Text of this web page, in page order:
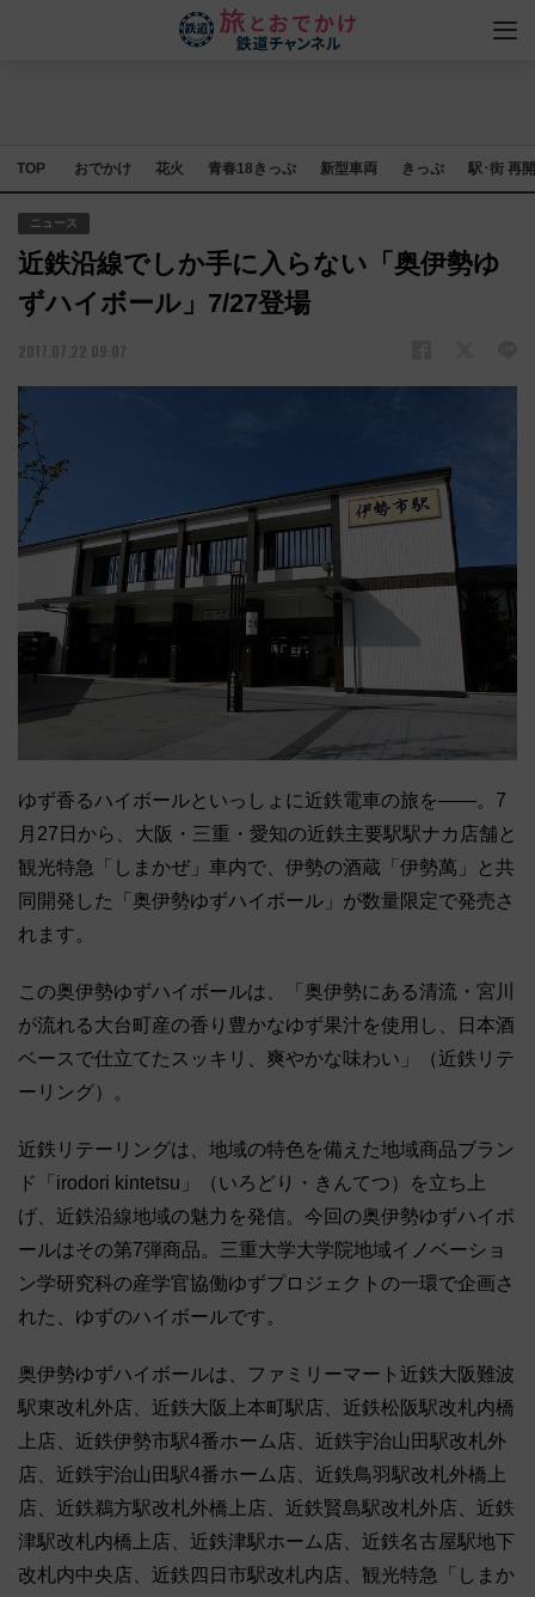
TOP おでかけ 花火 青春18きっぷ 新型車両 きっぷ 駅･街 再
ニュース
近鉄沿線でしか手に入らない「奥伊勢ゆ
ずハイボール」7/27登場
2017.07.22 09:07
ゆず香るハイボールといっしょに近鉄電車の旅を――。7
月27日から、大阪・三重・愛知の近鉄主要駅駅ナカ店舗と
観光特急「しまかぜ」車内で、伊勢の酒蔵「伊勢萬」と共
同開発した「奥伊勢ゆずハイボール」が数量限定で発売さ
れます。
この奥伊勢ゆずハイボールは、「奥伊勢にある清流・宮川
が流れる大台町産の香り豊かなゆず果汁を使用し、日本酒
ベースで仕立てたスッキリ、爽やかな味わい」（近鉄リテ
ーリング）。
近鉄リテーリングは、地域の特色を備えた地域商品ブラン
ド「irodori kintetsu」（いろどり・きんてつ）を立ち上
げ、近鉄沿線地域の魅力を発信。今回の奥伊勢ゆずハイボ
ールはその第7弾商品。三重大学大学院地域イノベーショ
ン学研究科の産学官協働ゆずプロジェクトの一環で企画さ
れた、ゆずのハイボールです。
奥伊勢ゆずハイボールは、ファミリーマート近鉄大阪難波
駅東改札外店、近鉄大阪上本町駅店、近鉄松阪駅改札内橋
上店、近鉄伊勢市駅4番ホーム店、近鉄宇治山田駅改札外
店、近鉄宇治山田駅4番ホーム店、近鉄鳥羽駅改札外橋上
店、近鉄鵜方駅改札外橋上店、近鉄賢島駅改札外店、近鉄
津駅改札内橋上店、近鉄津駅ホーム店、近鉄名古屋駅地下
改札内中央店、近鉄四日市駅改札内店、観光特急「しまか